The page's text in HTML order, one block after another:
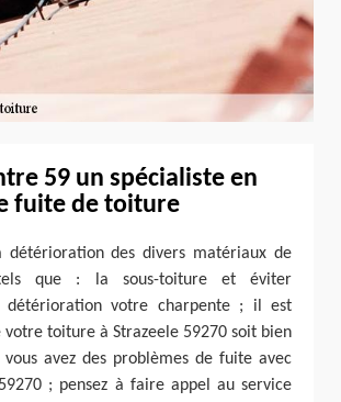
59 un spécialiste en
fuite de toiture
détérioration des divers matériaux de
que : la sous-toiture et éviter
détérioration votre charpente ; il est
toiture à Strazeele 59270 soit bien
avez des problèmes de fuite avec
; pensez à faire appel au service